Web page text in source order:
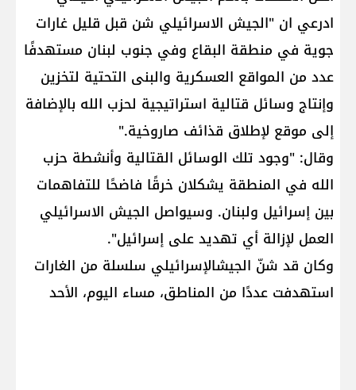
ادرعي ان "الجيش الاسرائيلي شن قبل قليل غارات
جوية في منطقة البقاع وفي جنوب لبنان مستهدفًا
عدد من المواقع العسكرية والبنى التحتية لتخزين
وإنتاج وسائل قتالية استراتيجية لحزب الله بالإضافة
إلى موقع لإطلاق قذائف صاروخية."
وقال: "وجود تلك الوسائل القتالية وأنشطة حزب
الله في المنطقة يشكلان خرقًا فاضحًا للتفاهمات
بين إسرائيل ولبنان. وسيواصل الجيش الاسرائيلي
العمل لإزالة أي تهديد على إسرائيل".
وكان قد شنّ الجيشالإسرائيلي سلسلة من الغارات
استهدفت عددًا من المناطق، مساء اليوم، الأحد